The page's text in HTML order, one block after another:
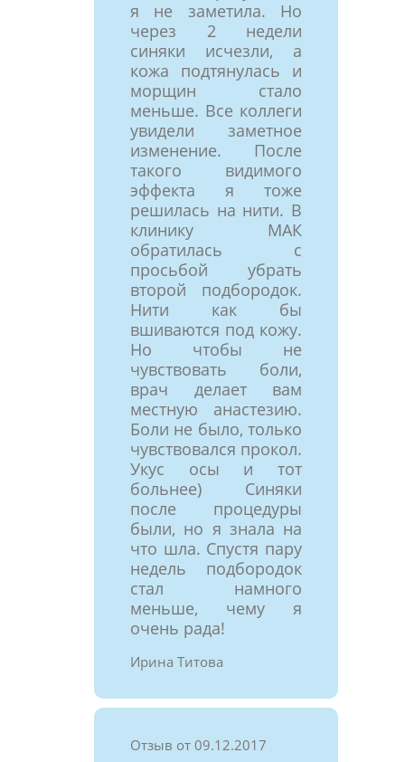
я не заметила. Но
через 2 недели
синяки исчезли, а
кожа подтянулась и
морщин стало
меньше. Все коллеги
увидели заметное
изменение. После
такого видимого
эффекта я тоже
решилась на нити. В
клинику МАК
обратилась с
просьбой убрать
второй подбородок.
Нити как бы
вшиваются под кожу.
Но чтобы не
чувствовать боли,
врач делает вам
местную анастезию.
Боли не было, только
чувствовался прокол.
Укус осы и тот
больнее) Синяки
после процедуры
были, но я знала на
что шла. Спустя пару
недель подбородок
стал намного
меньше, чему я
очень рада!
Ирина Титова
Отзыв от 09.12.2017